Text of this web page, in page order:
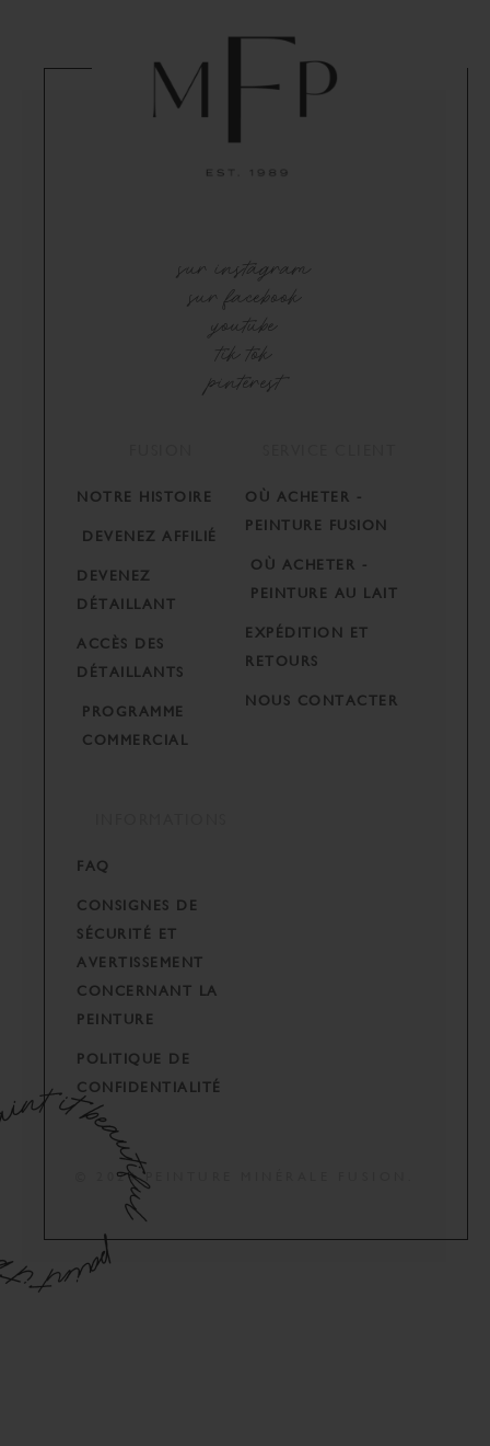
sur instagram
sur facebook
youtube
tik tok
pinterest
NOTRE HISTOIRE
DEVENEZ AFFILIÉ
DEVENEZ
DÉTAILLANT
ACCÈS DES
DÉTAILLANTS
PROGRAMME
COMMERCIAL
OÙ ACHETER -
PEINTURE FUSION
OÙ ACHETER -
PEINTURE AU LAIT
EXPÉDITION ET
RETOURS
NOUS CONTACTER
FAQ
CONSIGNES DE
SÉCURITÉ ET
AVERTISSEMENT
CONCERNANT LA
PEINTURE
POLITIQUE DE
CONFIDENTIALITÉ
© 2024 PEINTURE MINÉRALE FUSION.